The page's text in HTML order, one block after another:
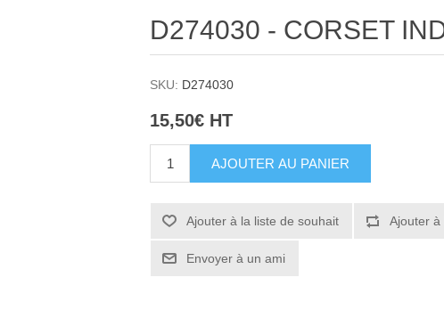
D274030 - CORSET
SKU: D274030
15,50€ HT
AJOUTER AU PANIER
Ajouter à la liste de souhait Ajouter à
Envoyer à un ami